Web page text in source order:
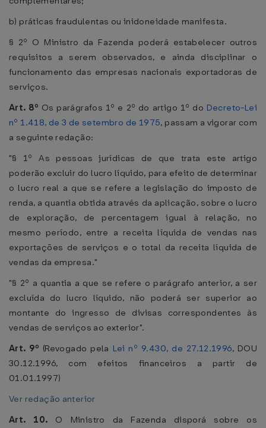
b) práticas fraudulentas ou inidoneidade manifesta.
§ 2º O Ministro da Fazenda poderá estabelecer outros
requisitos a serem observados, e ainda disciplinar o
funcionamento das empresas nacionais exportadoras de
serviços.
Art. 8º Os parágrafos 1º e 2º do artigo 1º do Decreto-Lei
nº 1.418, de 3 de setembro de 1975, passam a vigorar com
a seguinte redação:
"§ 1º As pessoas jurídicas de que trata este artigo
poderão excluir do lucro líquido, para efeito de determinar
o lucro real a que se refere a legislação do imposto de
renda, a quantia obtida através da aplicação, sobre o lucro
de exploração, de percentagem igual à relação, no
mesmo período, entre a receita líquida de vendas nas
exportações de serviços e o total da receita líquida de
vendas da empresa."
"§ 2º a quantia a que se refere o parágrafo anterior, a ser
excluída do lucro líquido, não poderá ser superior ao
montante do ingresso de divisas correspondentes às
vendas de serviços ao exterior".
Art. 9º (Revogado pela Lei nº 9.430, de 27.12.1996, DOU
30.12.1996, com efeitos financeiros a partir de
01.01.1997)
Ver redação anterior
Art. 10. O Ministro da Fazenda disporá sobre os